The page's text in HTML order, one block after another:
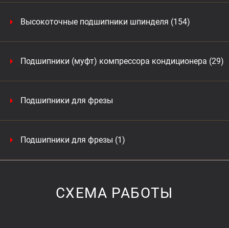
Высокоточные подшипники шпинделя (154)
Подшипники (муфт) компрессора кондиционера (29)
Подшипники для фрезы
Подшипники для фрезы (1)
СХЕМА РАБОТЫ